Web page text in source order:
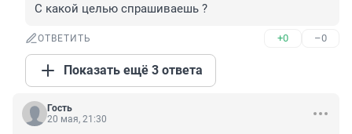
С какой целью спрашиваешь ?
ОТВЕТИТЬ +0 –0
Показать ещё 3 ответа
Гость
20 мая, 21:30